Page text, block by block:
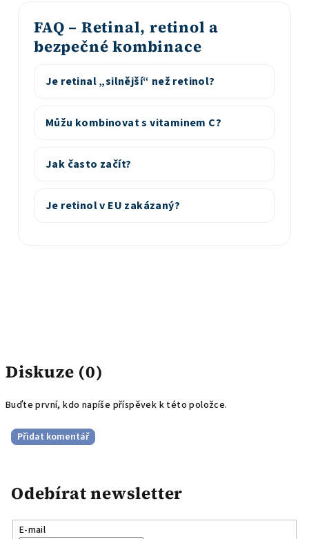
FAQ – Retinal, retinol a
bezpečné kombinace
Je retinal „silnější“ než retinol?
Můžu kombinovat s vitaminem C?
Jak často začít?
Je retinol v EU zakázaný?
Diskuze (0)
Buďte první, kdo napíše příspěvek k této položce.
Přidat komentář
Odebírat newsletter
E-mail